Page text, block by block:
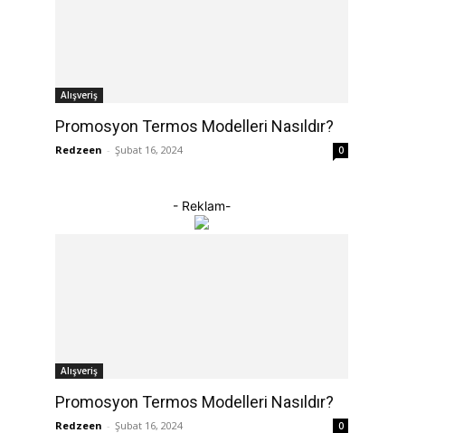
Alışveriş
Promosyon Termos Modelleri Nasıldır?
Redzeen - Şubat 16, 2024 0
- Reklam-
Alışveriş
Promosyon Termos Modelleri Nasıldır?
Redzeen - Şubat 16, 2024 0